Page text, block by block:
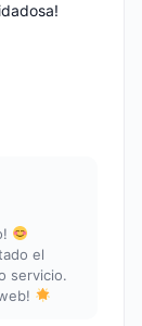
el
servicio.